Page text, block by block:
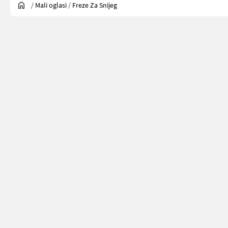
/ Mali oglasi / Freze Za Snijeg